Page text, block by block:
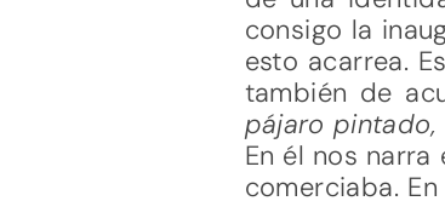
consigo la
esto acarrea.
también de
pájaro pintado,
En él nos
comerciaba.